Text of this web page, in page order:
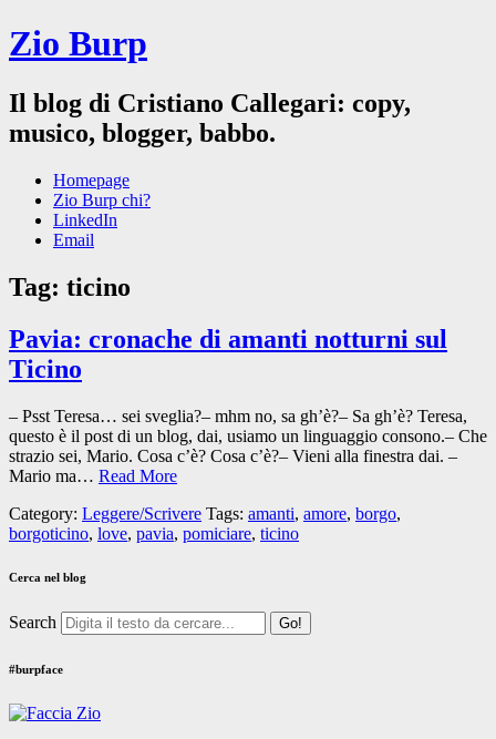
Zio Burp
Il blog di Cristiano Callegari: copy,
musico, blogger, babbo.
Homepage
Zio Burp chi?
LinkedIn
Email
Tag: ticino
Pavia: cronache di amanti notturni sul
Ticino
– Psst Teresa… sei sveglia?– mhm no, sa gh’è?– Sa gh’è? Teresa,
questo è il post di un blog, dai, usiamo un linguaggio consono.– Che
strazio sei, Mario. Cosa c’è? Cosa c’è?– Vieni alla finestra dai. –
Mario ma… Read More
Category: Leggere/Scrivere Tags: amanti, amore, borgo,
borgoticino, love, pavia, pomiciare, ticino
Cerca nel blog
Search
#burpface